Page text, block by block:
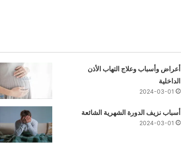
أعراض وأسباب وعلاج التهاب الأذن
الداخلية
2024-03-01
أسباب نزيف الدورة الشهرية الشائعة
2024-03-01